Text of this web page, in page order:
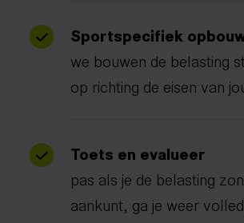
Sportspecifiek
we bouwen de belasting
op richting de eisen van
Toets en evalueer
pas als je de belasting
aankunt, ga je weer